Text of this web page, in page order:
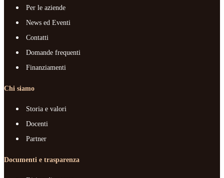
Per le aziende
News ed Eventi
Contatti
Domande frequenti
Finanziamenti
Chi siamo
Storia e valori
Docenti
Partner
Documenti e trasparenza